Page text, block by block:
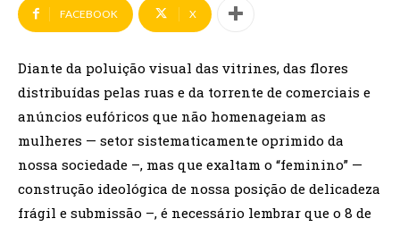
FACEBOOK X
Diante da poluição visual das vitrines, das flores
distribuídas pelas ruas e da torrente de comerciais e
anúncios eufóricos que não homenageiam as
mulheres — setor sistematicamente oprimido da
nossa sociedade –, mas que exaltam o “feminino” —
construção ideológica de nossa posição de delicadeza
frágil e submissão –, é necessário lembrar que o 8 de